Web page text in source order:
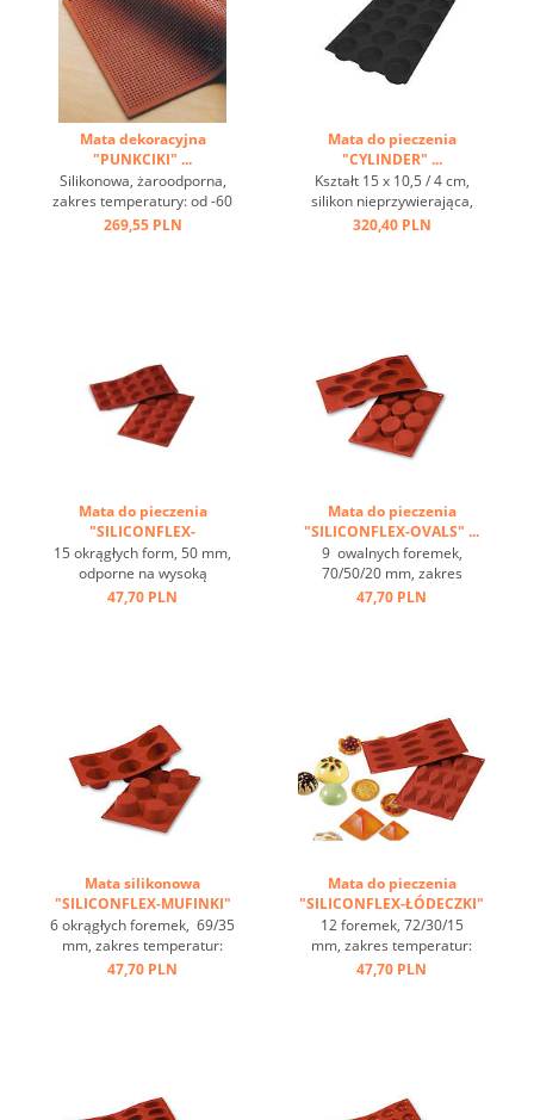
Mata dekoracyjna
"PUNKCIKI" ...
Silikonowa, żaroodporna,
zakres temperatury: od -60
° C do + 220 ° C, doskonałe
269,55 PLN
Mata do pieczenia
"CYLINDER" ...
Kształt 15 x 10,5 / 4 cm,
silikon nieprzywierająca,
czarny. Zakres temperatur:
320,40 PLN
Mata do pieczenia
"SILICONFLEX-
TORTELETTEN" ...
15 okrągłych form, 50 mm,
odporne na wysoką
temperaturę, zakres
47,70 PLN
Mata do pieczenia
"SILICONFLEX-OVALS" ...
9 owalnych foremek,
70/50/20 mm, zakres
temperatur: -60°C bis
ciepła, nieprzywierająca ...
47,70 PLN
Mata silikonowa
"SILICONFLEX-MUFINKI"
...
6 okrągłych foremek, 69/35
mm, zakres temperatur:
-60°C bis +230°C, 3 maty
47,70 PLN
Mata do pieczenia
"SILICONFLEX-ŁÓDECZKI"
...
12 foremek, 72/30/15
mm, zakres temperatur:
-60°C bis +230°C, 3 maty
47,70 PLN